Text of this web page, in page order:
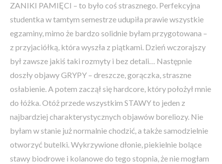
ZANIKI PAMIĘCI – to było coś strasznego. Perfekcyjna
studentka w tamtym semestrze udupiła prawie wszystkie
egzaminy, mimo że bardzo solidnie byłam przygotowana –
z przyjaciółką, która wyszła z piątkami. Dzień wczorajszy
był zawsze jakiś taki rozmyty i bez detali… Następnie
doszły objawy GRYPY – dreszcze, gorączka, straszne
osłabienie. A potem zaczął się hardcore, który położył mnie
do łóżka. Otóż przede wszystkim STAWY to jeden z
najbardziej charakterystycznych objawów boreliozy. Nie
byłam w stanie już normalnie chodzić, a także samodzielnie
otworzyć butelki. Wykrzywione dłonie, piekielnie bolące
stawy biodrowe i kolanowe do tego stopnia, że nie mogłam